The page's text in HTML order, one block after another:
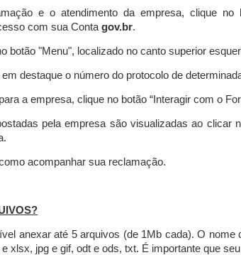
e o atendimento da empresa, clique no
com sua Conta gov.br.
botão "Menu", localizado no canto superior
destaque o número do protocolo de
a empresa, clique no botão “Interagir com o
pela empresa são visualizadas ao clicar
acompanhar sua reclamação.
anexar até 5 arquivos (de 1Mb cada). O
xlsx, jpg e gif, odt e ods, txt. É importante que